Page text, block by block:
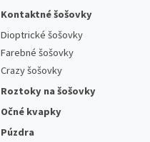
Kontaktné šošovky
Dioptrické šošovky
Farebné šošovky
Crazy šošovky
Roztoky na šošovky
Očné kvapky
Púzdra